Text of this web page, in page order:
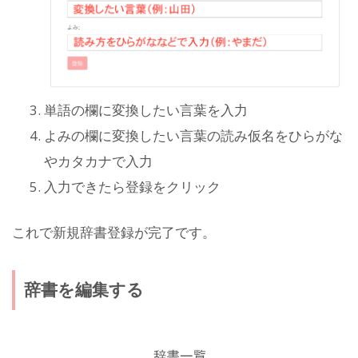
単語の欄に変換したい言葉を入力
よみの欄に変換したい言葉の読み仮名をひらがな
やカタカナで入力
入力できたら登録をクリック
これで新規辞書登録が完了です。
辞書を編集する